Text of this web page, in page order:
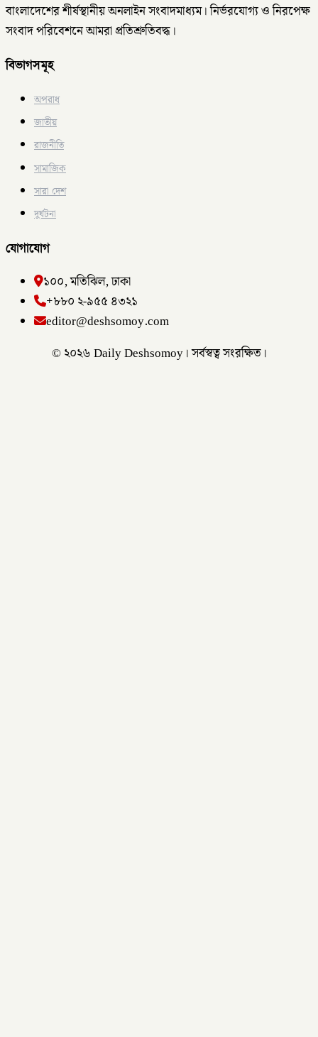
বাংলাদেশের শীর্ষস্থানীয় অনলাইন সংবাদমাধ্যম। নির্ভরযোগ্য ও নিরপেক্ষ
সংবাদ পরিবেশনে আমরা প্রতিশ্রুতিবদ্ধ।
বিভাগসমূহ
অপরাধ
জাতীয়
রাজনীতি
সামাজিক
সারা দেশ
দুর্ঘটনা
যোগাযোগ
১০০, মতিঝিল, ঢাকা
+৮৮০ ২-৯৫৫ ৪৩২১
editor@deshsomoy.com
© ২০২৬ Daily Deshsomoy। সর্বস্বত্ব সংরক্ষিত।